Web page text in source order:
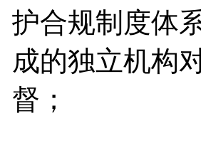
护合规制度体
成的独立机构
督；